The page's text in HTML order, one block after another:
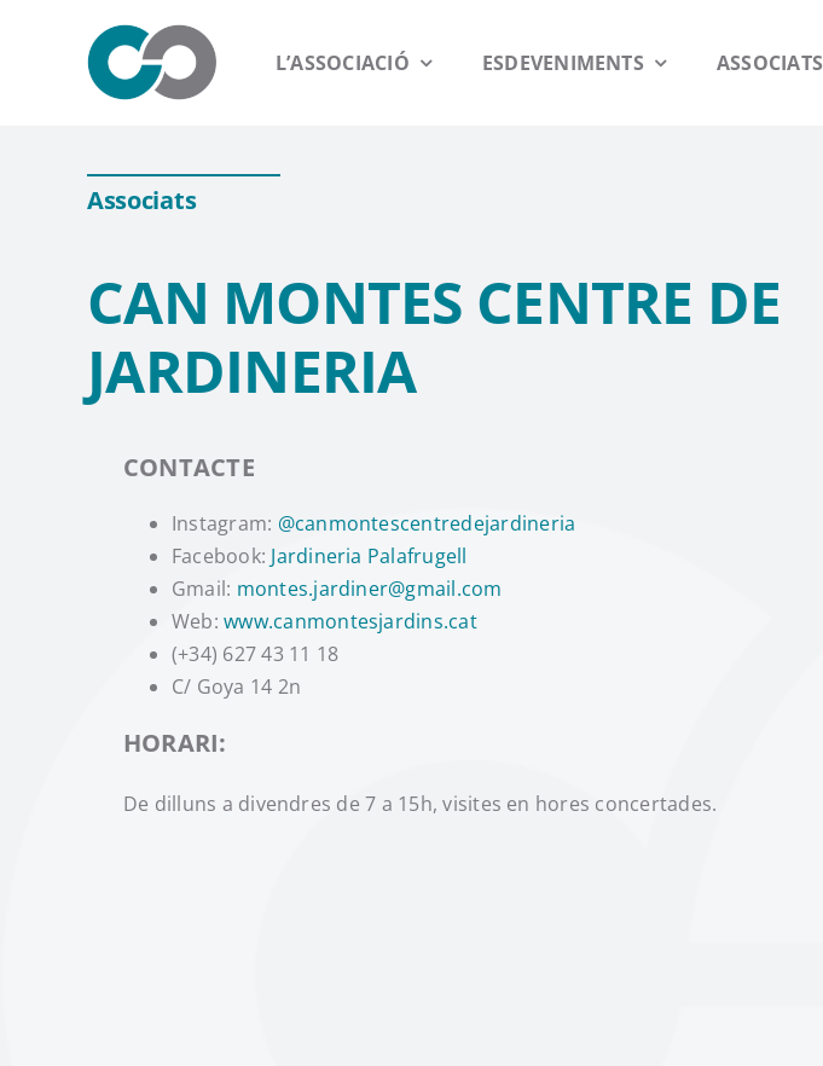
contenido
L’ASSOCIACIÓ ESDEVENIMENTS ASSOCIATS
Associats
CAN MONTES CENTRE DE
JARDINERIA
CONTACTE
Instagram: @canmontescentredejardineria
Facebook: Jardineria Palafrugell
Gmail: montes.jardiner@gmail.com
Web:www.canmontesjardins.cat
(+34) 627 43 11 18
C/ Goya 14 2n
HORARI:
De dilluns a divendres de 7 a 15h, visites en hores concertades.